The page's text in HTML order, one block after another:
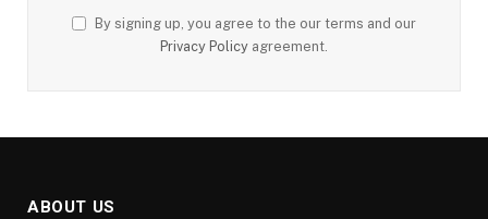
By signing up, you agree to the our terms and our
Privacy Policy agreement.
ABOUT US